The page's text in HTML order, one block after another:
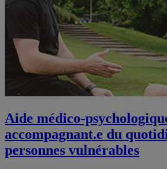
Aide médico-
accompagnant.e du
personnes vulnérables